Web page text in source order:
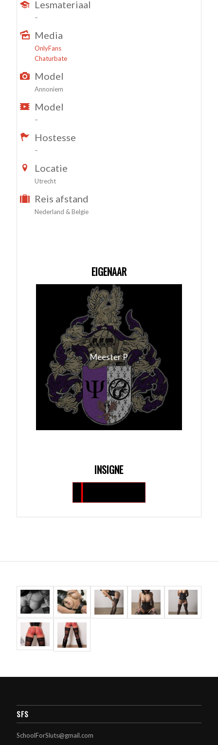
Lesmateriaal
–
Media
OnlyFans
Chaturbate
Model
Annoniem
Model
–
Hostesse
–
Locatie
Utrecht
Reis afstand
Nederland & Belgie
EIGENAAR
Meester P
INSIGNE
SFS
SchoolForSluts@gmail.com